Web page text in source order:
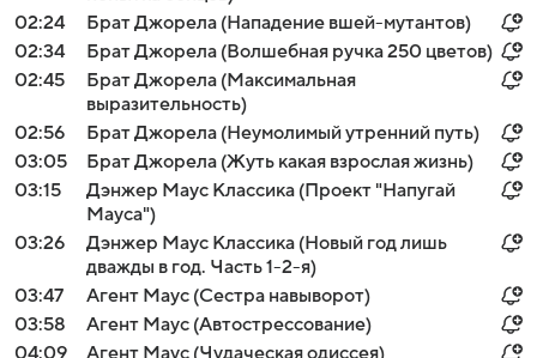
02:24
Брат Джорела (Нападение вшей-мутантов)
02:34
Брат Джорела (Волшебная ручка 250 цветов)
02:45
Брат Джорела (Максимальная
выразительность)
02:56
Брат Джорела (Неумолимый утренний путь)
03:05
Брат Джорела (Жуть какая взрослая жизнь)
03:15
Дэнжер Маус Классика (Проект "Напугай
Мауса")
03:26
Дэнжер Маус Классика (Новый год лишь
дважды в год. Часть 1-2-я)
03:47
Агент Маус (Сестра навыворот)
03:58
Агент Маус (Автострессование)
04:09
Агент Маус (Чудаческая одиссея)